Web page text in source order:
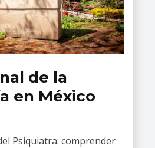
de la
en México
Gallardo
Psiquiatra: comprender